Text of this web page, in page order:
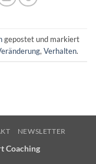
gepostet und markiert
, Verhalten.
NEWSLETTER
Coaching